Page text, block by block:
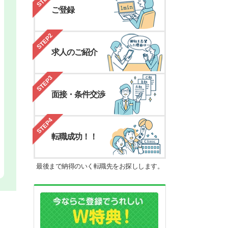
ご登録
STEP2
求人のご紹介
STEP3
面接・条件交渉
STEP4
転職成功！！
最後まで納得のいく転職先をお探しします。